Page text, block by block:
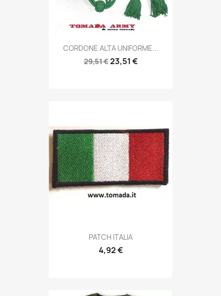
Anteprima
CORDONE ALTA UNIFORME...
29,51 €23,51 €
Anteprima
PATCH ITALIA
4,92 €